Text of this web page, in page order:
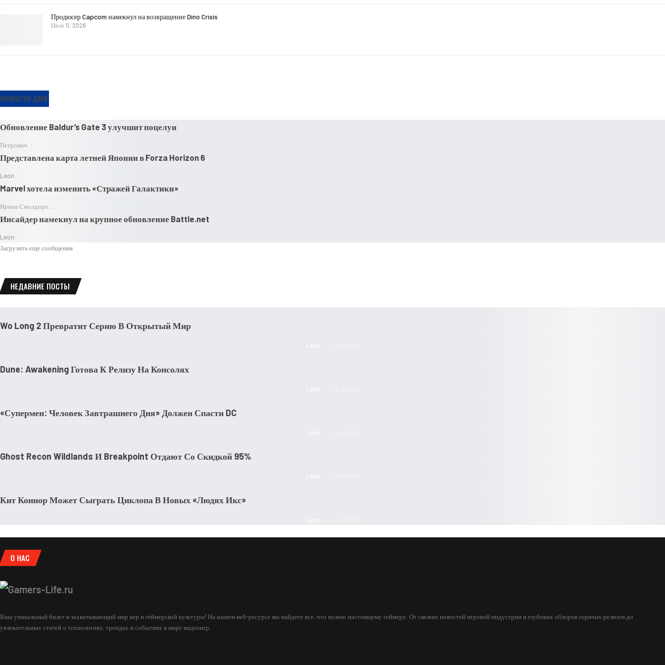
Продюсер Capcom намекнул на возвращение Dino Crisis
Июн 11, 2026
НОВОСТИ ДНЯ:
Обновление Baldur’s Gate 3 улучшит поцелуи
Петрович
Представлена карта летней Японии в Forza Horizon 6
Leon
Marvel хотела изменить «Стражей Галактики»
Ирина Смолдырева
Инсайдер намекнул на крупное обновление Battle.net
Leon
Загрузить еще сообщения
НЕДАВНИЕ ПОСТЫ
Wo Long 2 Превратит Серию В Открытый Мир
Dune: Awakening Готова К Релизу На Консолях
«Супермен: Человек Завтрашнего Дня» Должен Спасти DC
Ghost Recon Wildlands И Breakpoint Отдают Со Скидкой 95%
Кит Коннор Может Сыграть Циклопа В Новых «Людях Икс»
О НАС
Ваш уникальный билет в захватывающий мир игр и геймерской культуры! На нашем веб-ресурсе вы найдете все, что нужно настоящему геймеру. От свежих новостей игровой индустрии и глубоких обзоров горячих релизов до
увлекательных статей о технологиях, трендах и событиях в мире видеоигр.